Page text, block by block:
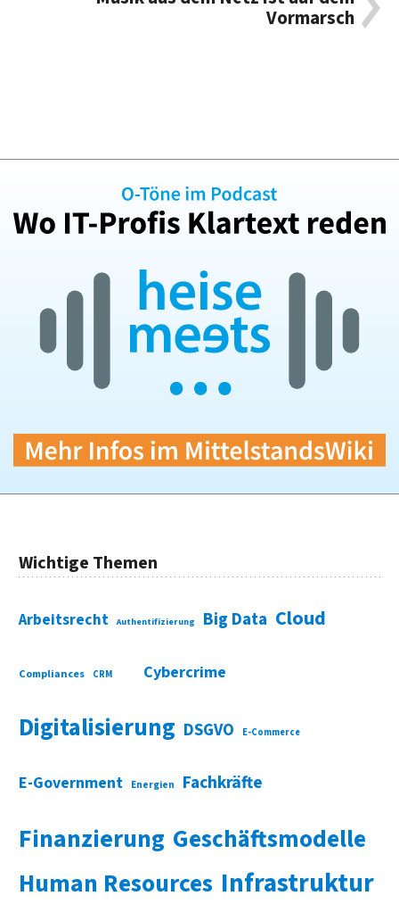
Vormarsch
Wichtige Themen
Arbeitsrecht Authentifizierung Big Data Cloud
Compliances CRM Cybercrime
Digitalisierung DSGVO E-Commerce
E-Government Energien Fachkräfte
Finanzierung Geschäftsmodelle
Human Resources Infrastruktur